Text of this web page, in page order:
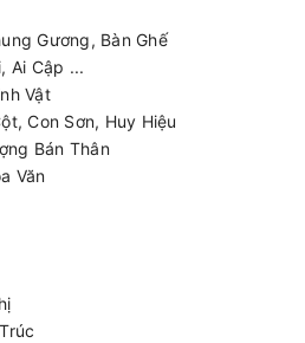
Gương, Bàn Ghế
Ai Cập ...
Vật
Con Sơn, Huy Hiệu
Bán Thân
Văn